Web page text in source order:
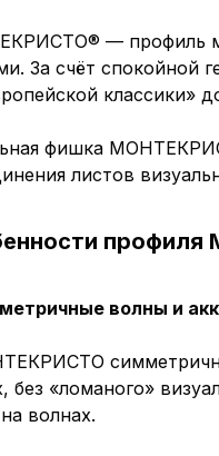
— профиль
За счёт спокойной
классики»
фишка
листов
волны и
без «ломаного»
волнах.